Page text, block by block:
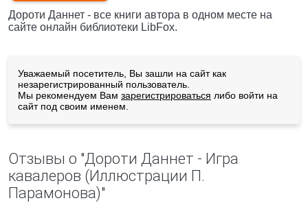
Дороти Даннет - все книги автора в одном месте на
сайте онлайн библиотеки LibFox.
Уважаемый посетитель, Вы зашли на сайт как
незарегистрированный пользователь.
Мы рекомендуем Вам зарегистрироваться либо войти на
сайт под своим именем.
Отзывы о "Дороти Даннет - Игра
кавалеров (Иллюстрации П.
Парамонова)"